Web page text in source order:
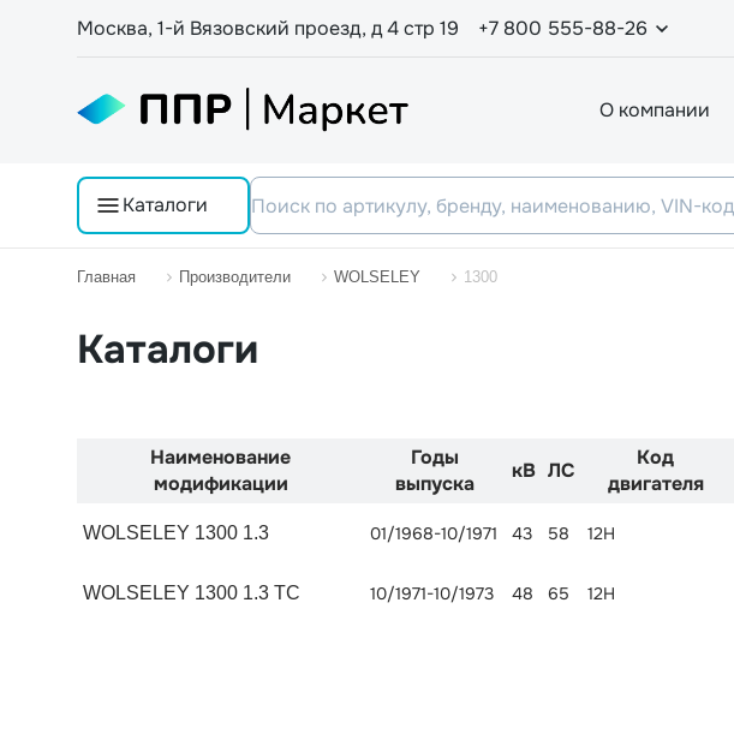
Москва, 1-й Вязовский проезд, д 4 стр 19 +7 800 555-88-26
О компании
Каталоги
Главная Производители WOLSELEY 1300
Каталоги
Наименование
модификации
Годы
выпуска
кВ ЛС
Код
двигателя
WOLSELEY 1300 1.3 01/1968-10/1971 43 58 12H
WOLSELEY 1300 1.3 TC 10/1971-10/1973 48 65 12H